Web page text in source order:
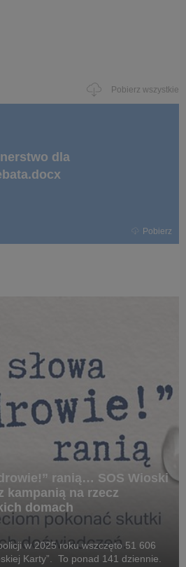
Pobierz wszystkie
dla
Pobierz
ranią… SOS Wioski
kampanią na rzecz
domach
w 2025 roku wszczęto 51 606
Karty”. To ponad 141 dziennie.